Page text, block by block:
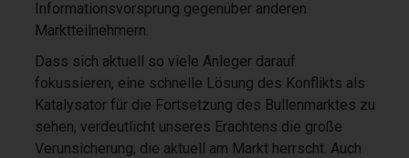
Informationsvorsprung gegenüber anderen
Marktteilnehmern.
Dass sich aktuell so viele Anleger darauf
fokussieren, eine schnelle Lösung des Konflikts als
Katalysator für die Fortsetzung des Bullenmarktes zu
sehen, verdeutlicht unseres Erachtens die große
Verunsicherung, die aktuell am Markt herrscht. Auch